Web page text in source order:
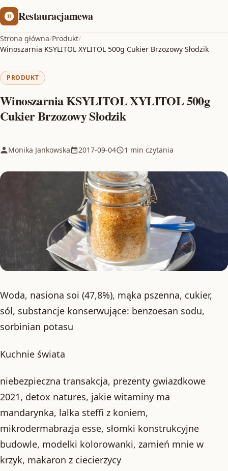
Restauracjamewa
Strona główna/Produkt/
Winoszarnia KSYLITOL XYLITOL 500g Cukier Brzozowy Słodzik
PRODUKT
Winoszarnia KSYLITOL XYLITOL 500g
Cukier Brzozowy Słodzik
Monika Jankowska 2017-09-04 1 min czytania
Woda, nasiona soi (47,8%), mąka pszenna, cukier,
sól, substancje konserwujące: benzoesan sodu,
sorbinian potasu
Kuchnie świata
niebezpieczna transakcja, prezenty gwiazdkowe
2021, detox natures, jakie witaminy ma
mandarynka, lalka steffi z koniem,
mikrodermabrazja esse, słomki konstrukcyjne
budowle, modelki kolorowanki, zamień mnie w
krzyk, makaron z ciecierzycy